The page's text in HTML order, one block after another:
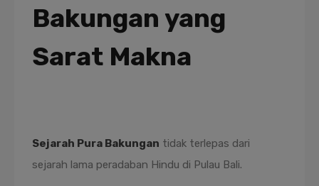
Bakungan yang
Sarat Makna
Sejarah Pura Bakungan tidak terlepas dari
sejarah lama peradaban Hindu di Pulau Bali.